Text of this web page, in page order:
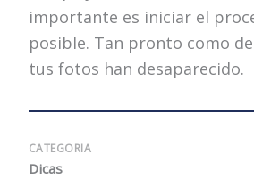
importante es iniciar el
posible. Tan pronto como
tus fotos han desaparecido.
CATEGORIA
Dicas